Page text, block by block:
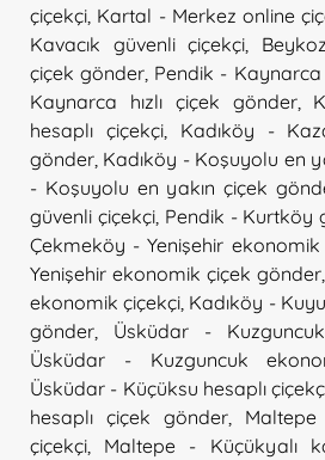
çiçekçi Kartal - Merkez online
Kavacık güvenli çiçekçi
çiçek gönder Pendik - Kaynarca
Kaynarca hızlı çiçek gönder,
hesaplı çiçekçi, Kadıköy -
gönder Kadıköy - Koşuyolu en
- Koşuyolu en yakın çiçek
güvenli çiçekçi, Pendik - Kurtköy
Çekmeköy - Yenişehir ekonomik
Yenişehir ekonomik çiçek gönder,
ekonomik çiçekçi Kadıköy -
gönder
Üsküdar -
Üsküdar - Kuzguncuk
Üsküdar - Küçüksu hesaplı
hesaplı çiçek gönder,
çiçekçi
Maltepe - Küçükyalı